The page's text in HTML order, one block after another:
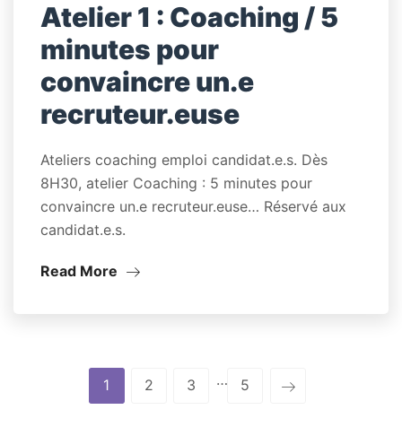
Atelier 1 : Coaching / 5
minutes pour
convaincre un.e
recruteur.euse
Ateliers coaching emploi candidat.e.s. Dès
8H30, atelier Coaching : 5 minutes pour
convaincre un.e recruteur.euse… Réservé aux
candidat.e.s.
Read More
1 2 3 … 5